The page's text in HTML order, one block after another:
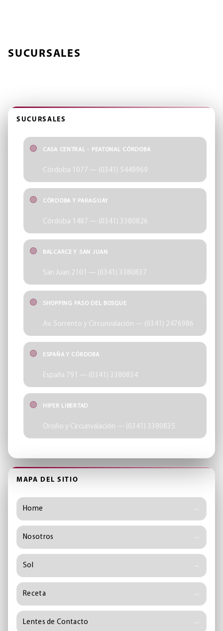
SUCURSALES
SUCURSALES
CASA CENTRAL - PEATONAL CÓRDOBA
Córdoba 1077 — (0341) 5449969
CÓRDOBA Y PARAGUAY
Córdoba 1487 — (0341) 3380826
BALCARCE Y SAN JUAN
San Juan 2101 — (0341) 3380837
SHOPPING PASO DEL BOSQUE
Av. Sorrento y Circunvalación — (0341) 2476986
ESPAÑA Y CÓRDOBA
España 791 — (0341) 3380834
HIPER LIBERTAD
Oroño y Circunvalación — (0341) 3380835
MAPA DEL SITIO
Home
Nosotros
Sol
Receta
Lentes de Contacto